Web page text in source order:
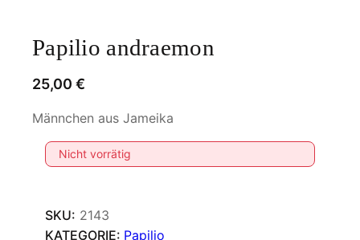
Papilio andraemon
25,00 €
Männchen aus Jameika
Nicht vorrätig
SKU: 2143
KATEGORIE: Papilio